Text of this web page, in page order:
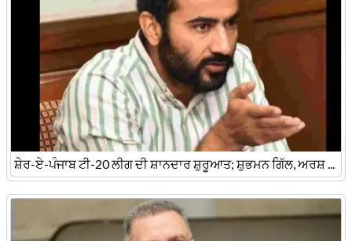
ਸ਼ੇਰ-ਏ-ਪੰਜਾਬ ਟੀ-20 ਲੀਗ ਦੀ ਸ਼ਾਨਦਾਰ ਸ਼ੁਰੂਆਤ; ਸ਼ੁਭਮਨ ਗਿੱਲ, ਅਰਸ਼ ...